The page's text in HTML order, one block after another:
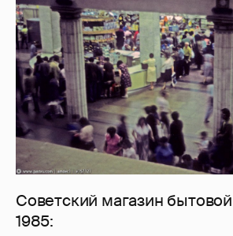
Советский магазин
1985: